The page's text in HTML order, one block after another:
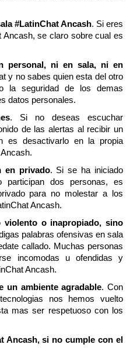
#LatinChat Ancash. Si eres
Ancash, se claro sobre cual es
personal, ni en sala, ni en
y no sabes quien esta del otro
la seguridad de los demas
datos personales.
. Si no deseas escuchar
de las alertas al recibir un
es desactivarlo en la propia
en privado. Si se ha iniciado
dos personas, es
para no molestar a los
Ancash.
violento o inapropiado, sino
palabras ofensivas en sala
callado. Muchas personas
incomodas u ofendidas y
Ancash.
un ambiente agradable. Con
nos hemos vuelto
mas ser respetuoso con los
Ancash, si no cumple con el